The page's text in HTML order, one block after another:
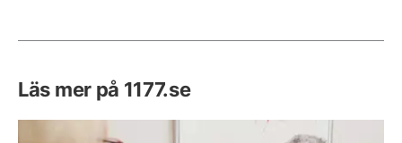
Läs mer på 1177.se